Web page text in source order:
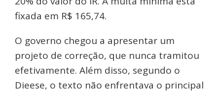
fixada em R$ 165,74.
O governo chegou a apresentar um
projeto de correção, que nunca tramitou
efetivamente. Além disso, segundo o
Dieese, o texto não enfrentava o principal